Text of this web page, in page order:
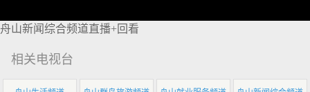
舟山新闻综合频道直播+回看
相关电视台